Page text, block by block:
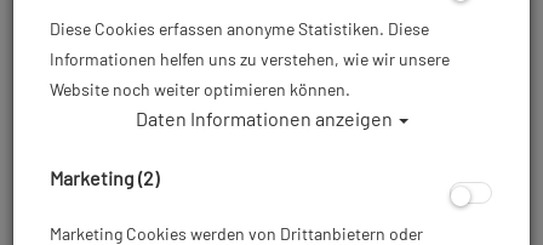
Diese Cookies erfassen anonyme Statistiken. Diese
Informationen helfen uns zu verstehen, wie wir unsere
Website noch weiter optimieren können.
Daten Informationen anzeigen
Marketing (2)
Marketing Cookies werden von Drittanbietern oder